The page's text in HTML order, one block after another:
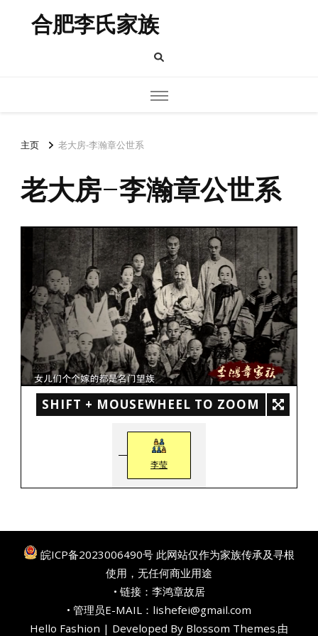
合肥李氏家族
主页 老大房-李瀚章公世系
老大房-李瀚章公世系
SHIFT + MOUSEWHEEL TO ZOOM
李莹
皖ICP备2023006490号 此网站仅作为家族传承及寻根
使用，无任何商业用途
• 链接： 李鸿章故居
• 管理员E-MAIL：lishefei@gmail.com
Hello Fashion | Developed By Blossom Themes.由